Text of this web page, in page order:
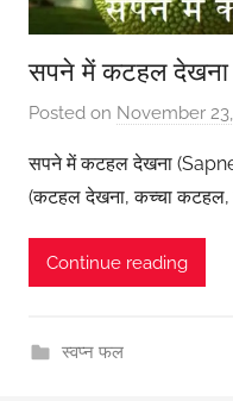
सपने में कटहल देखना
Posted on November
सपने में कटहल देखना
(कटहल देखना, कच्चा
Continue reading
स्वप्न फल